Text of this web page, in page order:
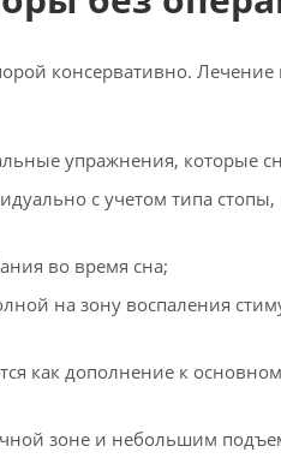
консервативно.
упражнения, которые
с учетом типа стопы,
во время сна;
на зону воспаления
как дополнение к
зоне и небольшим